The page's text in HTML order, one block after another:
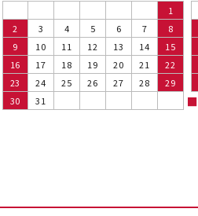
1
2
3 4 5 6 7
8
9
10 11 12 13 14
15
16
17 18 19 20 21
22
23
24 25 26 27 28
29
30
31 ■